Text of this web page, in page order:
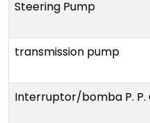
Steering Pump
transmission pump
Interruptor/bomba P. P.